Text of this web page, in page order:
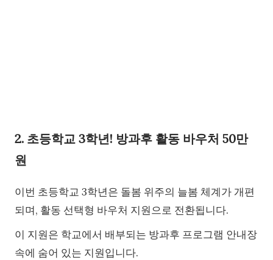
2. 초등학교 3학년! 방과후 활동 바우처 50만
원
이번 초등학교 3학년은 돌봄 위주의 늘봄 체계가 개편
되며, 활동 선택형 바우처 지원으로 전환됩니다.
이 지원은 학교에서 배부되는 방과후 프로그램 안내장
속에 숨어 있는 지원입니다.